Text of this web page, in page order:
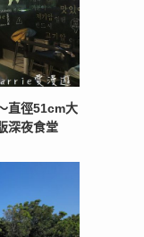
直徑51cm大
深夜食堂